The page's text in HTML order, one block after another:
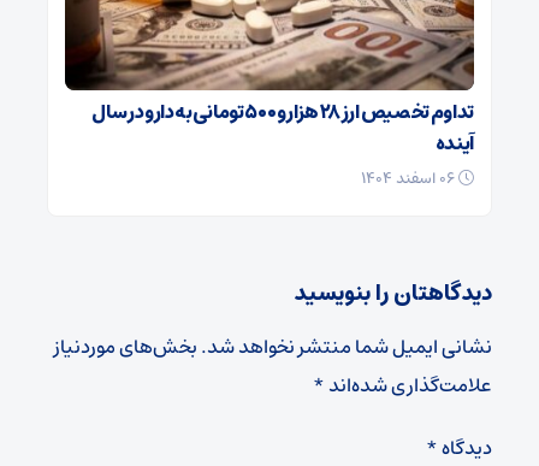
تداوم تخصیص ارز ۲۸ هزار و ۵۰۰ تومانی به دارو در سال
آینده
دیدگاهتان را بنویسید
نشانی ایمیل شما منتشر نخواهد شد.بخش‌های موردنیاز
علامت‌گذاری شده‌اند*
دیدگاه*